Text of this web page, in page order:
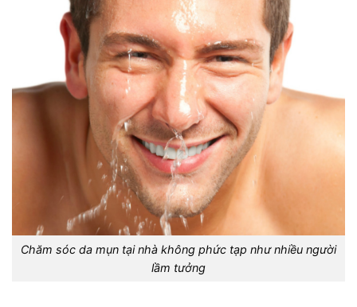
Chăm sóc da mụn tại nhà không phức tạp như nhiều người
lầm tưởng